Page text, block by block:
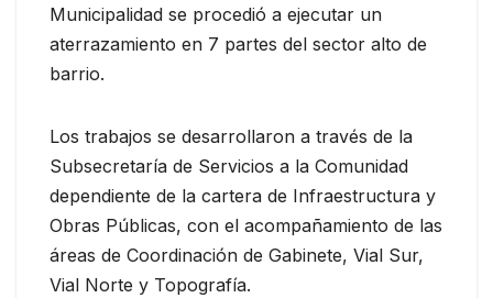
Municipalidad se procedió a ejecutar un
aterrazamiento en 7 partes del sector alto de
barrio.
Los trabajos se desarrollaron a través de la
Subsecretaría de Servicios a la Comunidad
dependiente de la cartera de Infraestructura y
Obras Públicas, con el acompañamiento de las
áreas de Coordinación de Gabinete, Vial Sur,
Vial Norte y Topografía.